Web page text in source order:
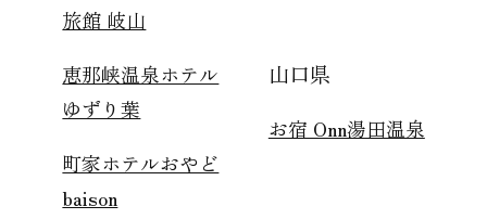
旅館 岐山
恵那峡温泉ホテル
ゆずり葉
町家ホテルおやど
baison
山口県
お宿 Onn湯田温泉